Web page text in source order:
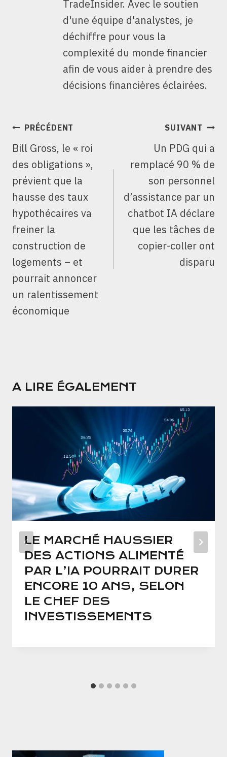
TradeInsider. Avec le soutien
d'une équipe d'analystes, je
déchiffre pour vous la
complexité du monde financier
afin de vous aider à prendre des
décisions financières éclairées.
NAVIGATION
L’ARTICLE
PRÉCÉDENT
Bill Gross, le « roi
des obligations »,
prévient que la
hausse des taux
hypothécaires va
freiner la
construction de
logements – et
pourrait annoncer
un ralentissement
économique
SUIVANT
Un PDG qui a
remplacé 90 % de
son personnel
d’assistance par un
chatbot IA déclare
que les tâches de
copier-coller ont
disparu
A LIRE ÉGALEMENT
LE MARCHÉ HAUSSIER
DES ACTIONS ALIMENTÉ
PAR L’IA POURRAIT DURER
ENCORE 10 ANS, SELON
LE CHEF DES
INVESTISSEMENTS